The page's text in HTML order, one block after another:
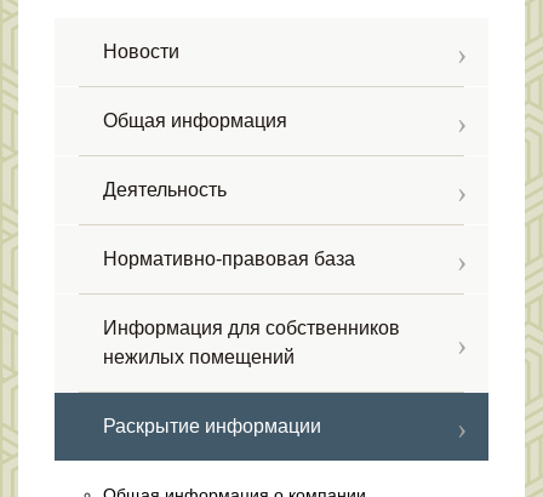
Новости
Общая информация
Деятельность
Нормативно-правовая база
Информация для собственников
нежилых помещений
Раскрытие информации